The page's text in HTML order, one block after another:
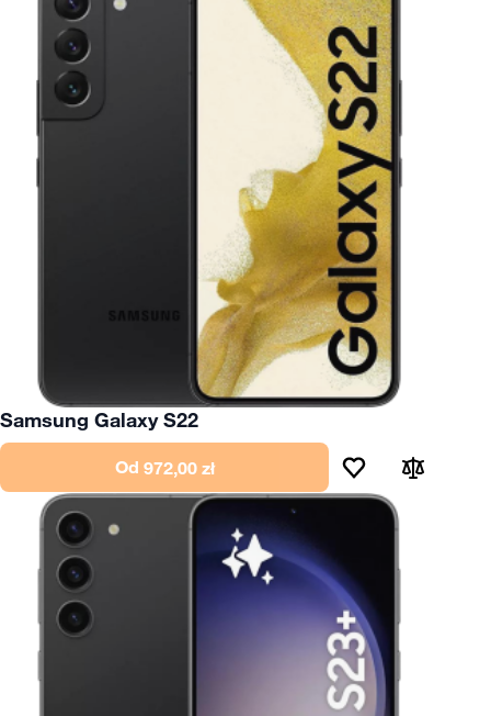
Samsung Galaxy S22
Od 972,00 zł